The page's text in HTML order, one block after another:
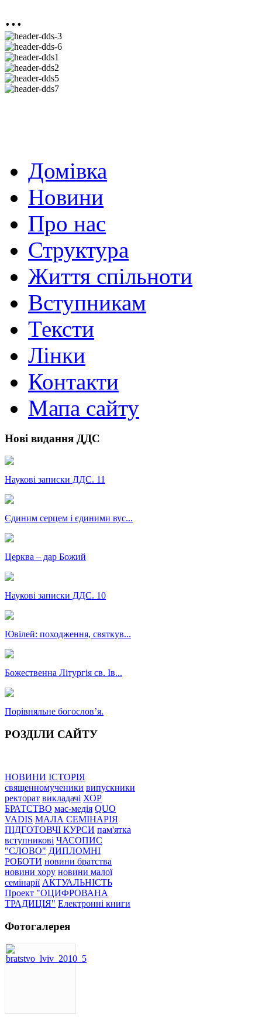
...
Домівка
Новини
Про нас
Структура
Життя спільноти
Вступникам
Тексти
Лінки
Контакти
Мапа сайту
Нові видання ДДС
Наукові записки ДДС. 11
Єдиним серцем і єдиними вус...
Церква – дар Божий
Наукові записки ДДС. 10
Ювілей: походження, святкув...
Божественна Літургія св. Ів...
Порівняльне богословʼя.
РОЗДІЛИ САЙТУ
НОВИНИ ІСТОРІЯ
священномученики випускники
ректорат викладачі ХОР
БРАТСТВО мас-медія QUO
VADIS МАЛА СЕМІНАРІЯ
ПІДГОТОВЧІ КУРСИ пам'ятка
вступникові ЧАСОПИС
"СЛОВО" ДИПЛОМНІ
РОБОТИ новини братства
новини хору новини малої
семінарії АКТУАЛЬНІСТЬ
Проект "ОЦИФРОВАНА
ТРАДИЦІЯ" Електронні книги
Фотогалерея